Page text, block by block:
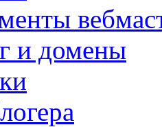
и домены